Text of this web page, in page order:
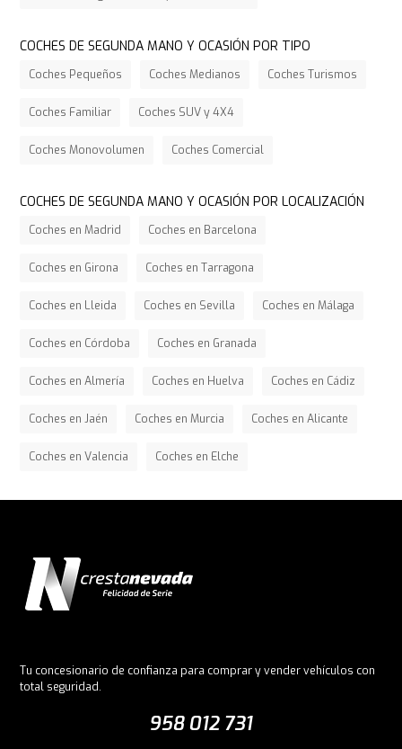
COCHES DE SEGUNDA MANO Y OCASIÓN POR TIPO
Coches Pequeños Coches Medianos Coches Turismos
Coches Familiar Coches SUV y 4X4
Coches Monovolumen Coches Comercial
COCHES DE SEGUNDA MANO Y OCASIÓN POR LOCALIZACIÓN
Coches en Madrid Coches en Barcelona
Coches en Girona Coches en Tarragona
Coches en Lleida Coches en Sevilla Coches en Málaga
Coches en Córdoba Coches en Granada
Coches en Almería Coches en Huelva Coches en Cádiz
Coches en Jaén Coches en Murcia Coches en Alicante
Coches en Valencia Coches en Elche
Tu concesionario de confianza para comprar y vender vehículos con
total seguridad.
958 012 731